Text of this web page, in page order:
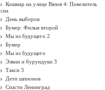
Кошмар на улице Вязов 4: Повелитель
сна
День выборов
Бумер: Фильм второй
Мы из будущего 2
Бумер
Мы из будущего
Элвин и бурундуки 3
Такси 3
Дети шпионов
Спасти Ленинград